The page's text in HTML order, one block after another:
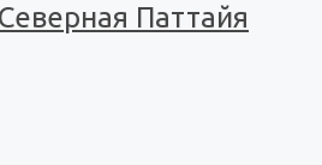
Паттайя